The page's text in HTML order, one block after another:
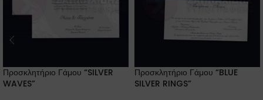
Προσκλητήριο Γάμου “SILVER
WAVES”
Προσκλητήριο Γάμου “BLUE
SILVER RINGS”